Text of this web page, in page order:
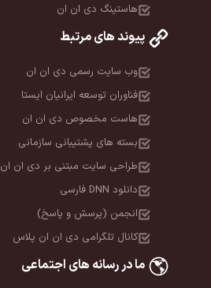
هاستینگ دی ان ان
پیوند های مرتبط
وب سایت رسمی دی ان ان
فناوران توسعه ایرانیان ایستا
هاست مخصوص دی ان ان
بسته های پشتیبانی سازمانی
طراحی سایت مبتنی بر دی ان ان
دانلود DNN فارسی
انجمن (پرسش و پاسخ)
کانال تلگرامی دی ان ان پلاس
ما در رسانه های اجتماعی